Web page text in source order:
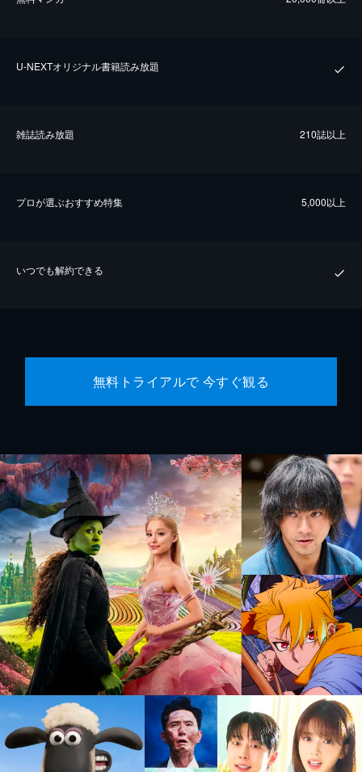
U-NEXTオリジナル書籍読み放題
雑誌読み放題 210誌以上
プロが選ぶおすすめ特集 5,000以上
いつでも解約できる
無料トライアルで 今すぐ観る